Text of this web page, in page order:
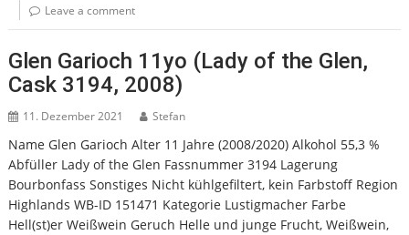
Leave a comment
Glen Garioch 11yo (Lady of the Glen,
Cask 3194, 2008)
11. Dezember 2021 Stefan
Name Glen Garioch Alter 11 Jahre (2008/2020) Alkohol 55,3 %
Abfüller Lady of the Glen Fassnummer 3194 Lagerung
Bourbonfass Sonstiges Nicht kühlgefiltert, kein Farbstoff Region
Highlands WB-ID 151471 Kategorie Lustigmacher Farbe
Hell(st)er Weißwein Geruch Helle und junge Frucht, Weißwein,